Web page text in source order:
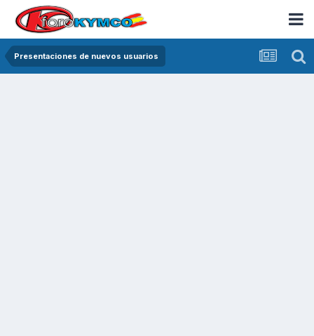
Presentaciones de nuevos usuarios